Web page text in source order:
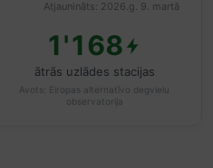
Atjaunināts: 2026.g. 9. martā
1'168
ātrās uzlādes stacijas
Avots: Eiropas alternatīvo degvielu
observatorija